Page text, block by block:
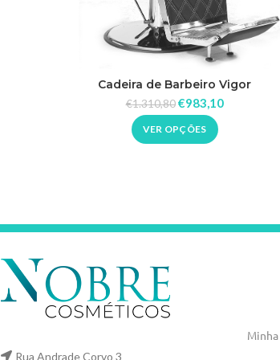
Cadeira de Barbeiro Vigor
€1.310,80 €983,10
VER OPÇÕES
Rua Andrade Corvo 3